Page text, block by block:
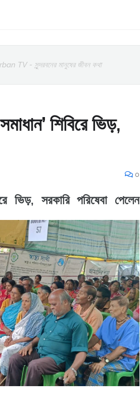
TV - সুন্দরবনের মানুষের জীবন কথা
শিবিরে ভিড়,
0
ভিড়, সরকারি পরিষেবা পেলেন